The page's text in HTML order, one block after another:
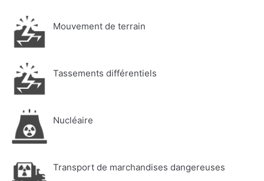
Mouvement de terrain
Tassements différentiels
Nucléaire
Transport de marchandises dangereuses